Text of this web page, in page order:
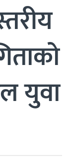
युवा